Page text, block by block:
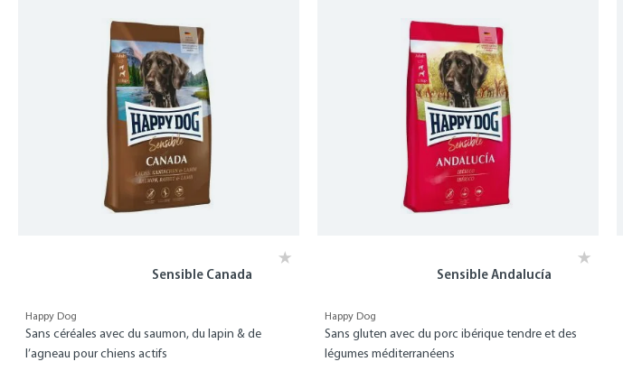
Happy Dog
Sensible Canada
Sans céréales avec du saumon, du lapin & de
l’agneau pour chiens actifs
Happy Dog
Sensible Andalucía
Sans gluten avec du porc ibérique tendre et des
légumes méditerranéens